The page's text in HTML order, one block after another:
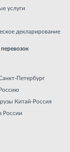
услуги
декларирование
Петербург
Китай-Россия
России